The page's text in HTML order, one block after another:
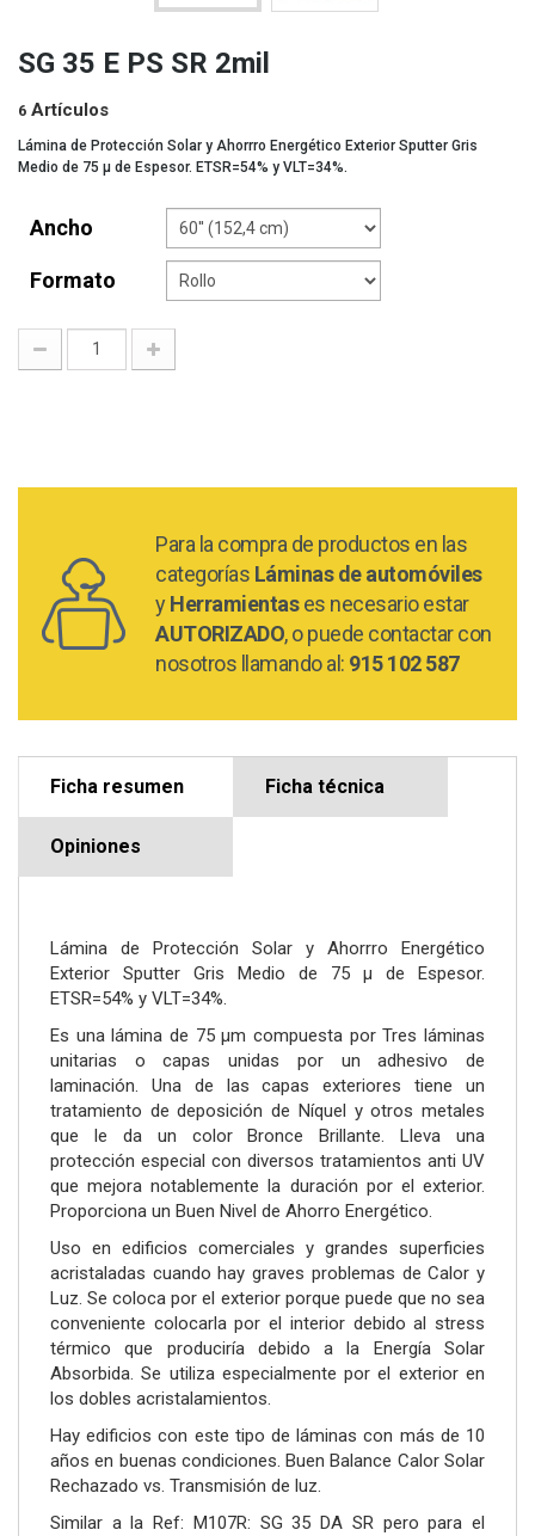
SG 35 E PS SR 2mil
6 Artículos
Lámina de Protección Solar y Ahorrro Energético Exterior Sputter Gris
Medio de 75 µ de Espesor. ETSR=54% y VLT=34%.
Ancho
Formato
Para la compra de productos en las
categorías Láminas de automóviles
y Herramientases necesario estar
AUTORIZADO, o puede contactar con
nosotros llamando al: 915 102 587
Ficha resumen Ficha técnica
Opiniones
Lámina de Protección Solar y Ahorrro Energético
Exterior Sputter Gris Medio de 75 µ de Espesor.
ETSR=54% y VLT=34%.
Es una lámina de 75 µm compuesta por Tres láminas
unitarias o capas unidas por un adhesivo de
laminación. Una de las capas exteriores tiene un
tratamiento de deposición de Níquel y otros metales
que le da un color Bronce Brillante. Lleva una
protección especial con diversos tratamientos anti UV
que mejora notablemente la duración por el exterior.
Proporciona un Buen Nivel de Ahorro Energético.
Uso en edificios comerciales y grandes superficies
acristaladas cuando hay graves problemas de Calor y
Luz. Se coloca por el exterior porque puede que no sea
conveniente colocarla por el interior debido al stress
térmico que produciría debido a la Energía Solar
Absorbida. Se utiliza especialmente por el exterior en
los dobles acristalamientos.
Hay edificios con este tipo de láminas con más de 10
años en buenas condiciones. Buen Balance Calor Solar
Rechazado vs. Transmisión de luz.
Similar a la Ref: M107R: SG 35 DA SR pero para el